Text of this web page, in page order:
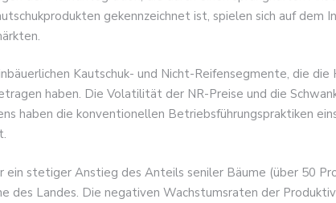
gekennzeichnet ist, spielen sich auf dem
Kautschuk- und Nicht-Reifensegmente, die
haben. Die Volatilität der NR-Preise und die
haben die konventionellen Betriebsführungspraktiken
ein stetiger Anstieg des Anteils seniler Bäume (über 50
des Landes. Die negativen Wachstumsraten der